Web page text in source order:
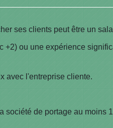
ses clients peut être un
ou une expérience
avec l'entreprise cliente.
société de portage au moins